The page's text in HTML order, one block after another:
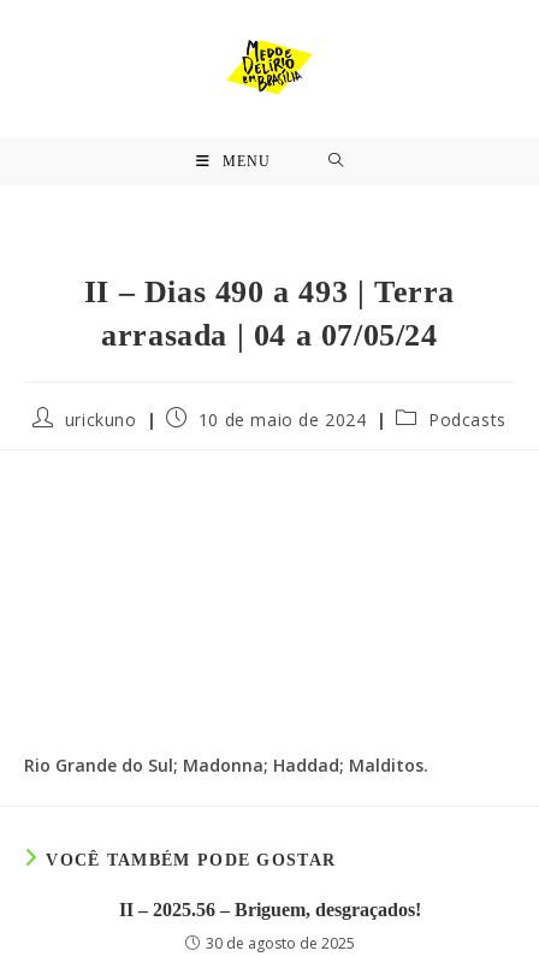
MENU
II – Dias 490 a 493 | Terra
arrasada | 04 a 07/05/24
urickuno 10 de maio de 2024 Podcasts
Rio Grande do Sul; Madonna; Haddad; Malditos.
VOCÊ TAMBÉM PODE GOSTAR
II – 2025.56 – Briguem, desgraçados!
30 de agosto de 2025